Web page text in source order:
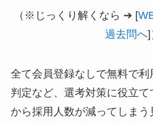
（※じっくり解くなら ➔ [
過去問へ]
全て会員登録なしで無料で
判定など、選考対策に役立
から採用人数が減ってしまう